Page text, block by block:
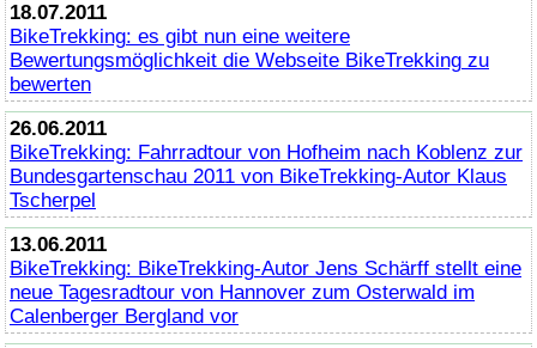
18.07.2011
BikeTrekking: es gibt nun eine weitere
Bewertungsmöglichkeit die Webseite BikeTrekking zu
bewerten
26.06.2011
BikeTrekking: Fahrradtour von Hofheim nach Koblenz zur
Bundesgartenschau 2011 von BikeTrekking-Autor Klaus
Tscherpel
13.06.2011
BikeTrekking: BikeTrekking-Autor Jens Schärff stellt eine
neue Tagesradtour von Hannover zum Osterwald im
Calenberger Bergland vor